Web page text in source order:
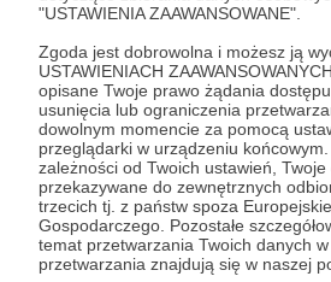
"USTAWIENIA ZAAWANSOWANE".
Zgoda jest dobrowolna i możesz ją
USTAWIENIACH
opisane Twoje prawo żądania
usunięcia lub ograniczenia
dowolnym momencie za pomocą
przeglądarki w urządzeniu
zależności od Twoich ustawień,
przekazywane do zewnętrznych
trzecich tj. z państw spoza
Gospodarczego. Pozostałe
temat przetwarzania Twoich danych
przetwarzania znajdują się w naszej
Patroni: 1
150 zł miesięcznie
WSPÓŁTWÓRCA RC LECHIA
150 złotych co miesiąc to